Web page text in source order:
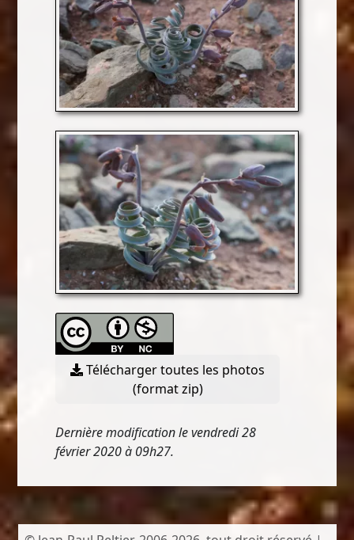
Télécharger toutes les photos
(format zip)
Dernière modification le vendredi 28
février 2020 à 09h27.